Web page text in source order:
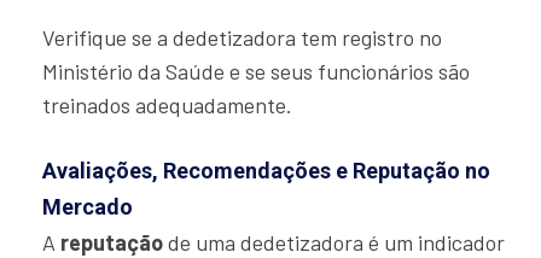
Verifique se a dedetizadora tem registro no
Ministério da Saúde e se seus funcionários são
treinados adequadamente.
Avaliações, Recomendações e Reputação no
Mercado
A reputaçãode uma dedetizadora é um indicador